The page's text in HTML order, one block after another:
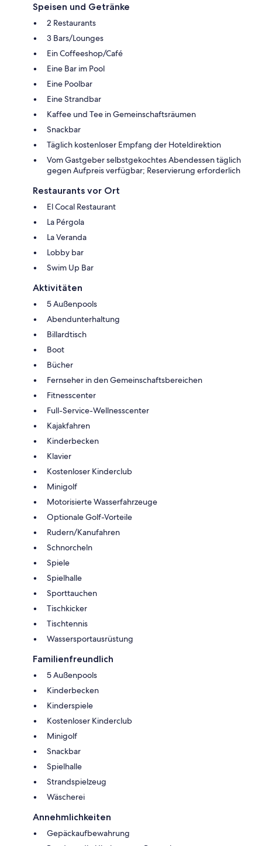
Speisen und Getränke
2 Restaurants
3 Bars/Lounges
Ein Coffeeshop/Café
Eine Bar im Pool
Eine Poolbar
Eine Strandbar
Kaffee und Tee in Gemeinschaftsräumen
Snackbar
Täglich kostenloser Empfang der Hoteldirektion
Vom Gastgeber selbstgekochtes Abendessen täglich
gegen Aufpreis verfügbar; Reservierung erforderlich
Restaurants vor Ort
El Cocal Restaurant
La Pérgola
La Veranda
Lobby bar
Swim Up Bar
Aktivitäten
5 Außenpools
Abendunterhaltung
Billardtisch
Boot
Bücher
Fernseher in den Gemeinschaftsbereichen
Fitnesscenter
Full-Service-Wellnesscenter
Kajakfahren
Kinderbecken
Klavier
Kostenloser Kinderclub
Minigolf
Motorisierte Wasserfahrzeuge
Optionale Golf-Vorteile
Rudern/Kanufahren
Schnorcheln
Spiele
Spielhalle
Sporttauchen
Tischkicker
Tischtennis
Wassersportausrüstung
Familienfreundlich
5 Außenpools
Kinderbecken
Kinderspiele
Kostenloser Kinderclub
Minigolf
Snackbar
Spielhalle
Strandspielzeug
Wäscherei
Annehmlichkeiten
Gepäckaufbewahrung